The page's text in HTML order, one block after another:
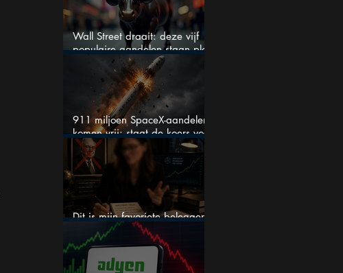
Wall Street draait: deze vijf
populaire aandelen staan plots
onder spanning
911 miljoen SpaceX-aandelen
komen vrij: staat de koers voor
een nieuwe crash?
Dit is mijn favoriete belegger…
en het is niet Warren Buffett